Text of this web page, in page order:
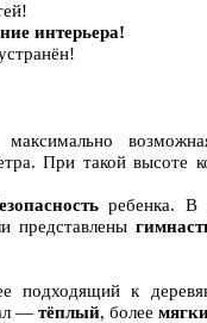
интерьера!
При такой высоте
ребенка. В
представлены
подходящий к
— тёплый, более